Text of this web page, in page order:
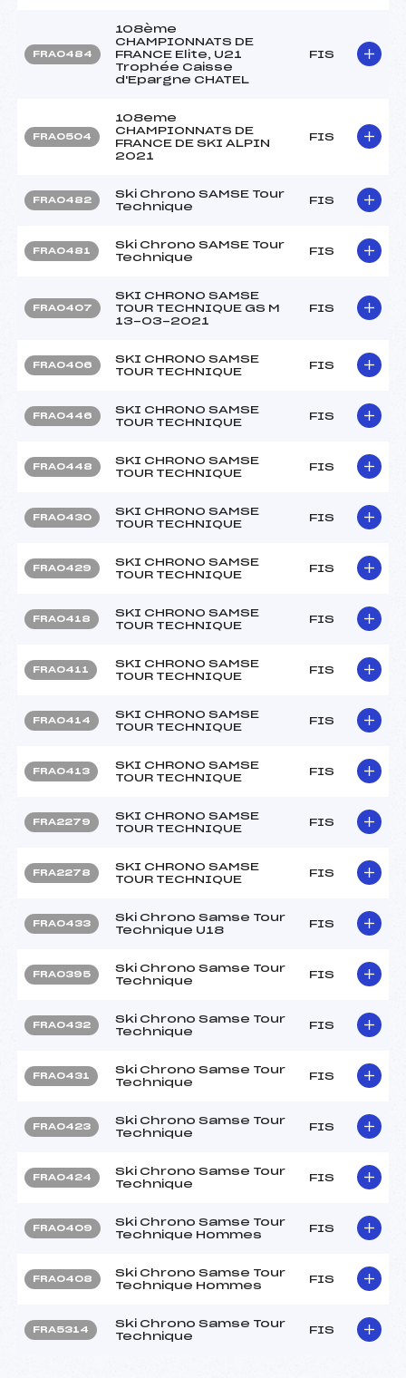
FRA0484
108ème
CHAMPIONNATS DE
FRANCE Elite, U21
Trophée Caisse
d'Epargne CHATEL
FIS
FRA0504
108eme
CHAMPIONNATS DE
FRANCE DE SKI ALPIN
2021
FIS
FRA0482
Ski Chrono SAMSE Tour
Technique
FIS
FRA0481
Ski Chrono SAMSE Tour
Technique
FIS
FRA0407
SKI CHRONO SAMSE
TOUR TECHNIQUE GS M
13-03-2021
FIS
FRA0406
SKI CHRONO SAMSE
TOUR TECHNIQUE
FIS
FRA0446
SKI CHRONO SAMSE
TOUR TECHNIQUE
FIS
FRA0448
SKI CHRONO SAMSE
TOUR TECHNIQUE
FIS
FRA0430
SKI CHRONO SAMSE
TOUR TECHNIQUE
FIS
FRA0429
SKI CHRONO SAMSE
TOUR TECHNIQUE
FIS
FRA0418
SKI CHRONO SAMSE
TOUR TECHNIQUE
FIS
FRA0411
SKI CHRONO SAMSE
TOUR TECHNIQUE
FIS
FRA0414
SKI CHRONO SAMSE
TOUR TECHNIQUE
FIS
FRA0413
SKI CHRONO SAMSE
TOUR TECHNIQUE
FIS
FRA2279
SKI CHRONO SAMSE
TOUR TECHNIQUE
FIS
FRA2278
SKI CHRONO SAMSE
TOUR TECHNIQUE
FIS
FRA0433
Ski Chrono Samse Tour
Technique U18
FIS
FRA0395
Ski Chrono Samse Tour
Technique
FIS
FRA0432
Ski Chrono Samse Tour
Technique
FIS
FRA0431
Ski Chrono Samse Tour
Technique
FIS
FRA0423
Ski Chrono Samse Tour
Technique
FIS
FRA0424
Ski Chrono Samse Tour
Technique
FIS
FRA0409
Ski Chrono Samse Tour
Technique Hommes
FIS
FRA0408
Ski Chrono Samse Tour
Technique Hommes
FIS
FRA5314
Ski Chrono Samse Tour
Technique
FIS